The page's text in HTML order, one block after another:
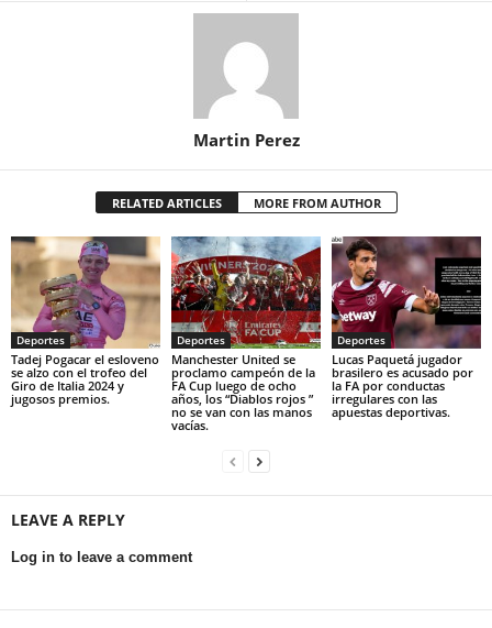
Martin Perez
RELATED ARTICLES MORE FROM AUTHOR
Deportes
Tadej Pogacar el esloveno
se alzo con el trofeo del
Giro de Italia 2024 y
jugosos premios.
Deportes
Manchester United se
proclamo campeón de la
FA Cup luego de ocho
años, los “Diablos rojos ”
no se van con las manos
vacías.
Deportes
Lucas Paquetá jugador
brasilero es acusado por
la FA por conductas
irregulares con las
apuestas deportivas.
LEAVE A REPLY
Log in to leave a comment